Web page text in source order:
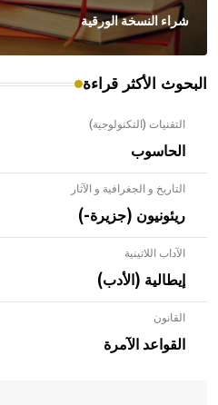
شراء النسخة الورقية
البحوث الأكثر قراءة
التقنيات (التكنولوجية)
الحاسوب
التاريخ و الجغرافية و الآثار
ريئونيون (جزيرة-)
الآداب اللاتينية
إيطالية (الأدب)
القانون
القواعد الآمرة
- هل تعلم أن الأبلق نوع من
بالعمارة الإسلامية في بلاد
المعمار على بناء مداميكه وخاصة